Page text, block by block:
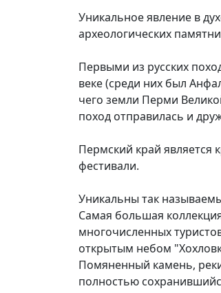
Уникальное явление в
археологических
Первыми из русских
веке (среди них был
чего земли Перми
поход отправилась и
Пермский край является
фестивали.
Уникальны так
Самая большая
многочисленных
открытым небом
Помяненный камень,
полностью